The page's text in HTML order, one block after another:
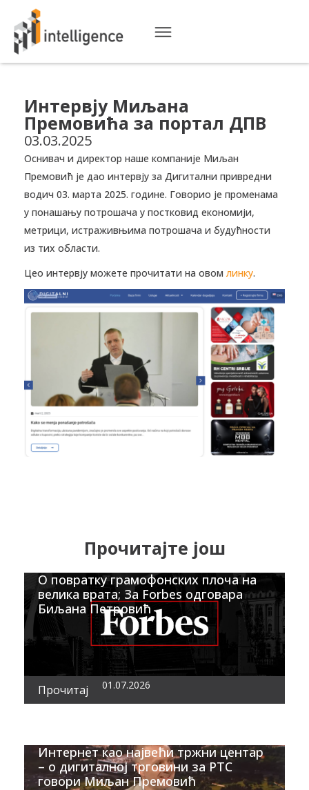
Интервју Миљана
Премовића за портал ДПВ
03.03.2025
Оснивач и директор наше компаније Миљан
Премовић је дао интервју за Дигитални привредни
водич 03. марта 2025. године. Говорио је променама
у понашању потрошача у постковид економији,
метрици, истраживњима потрошача и будућности
из тих области.
Цео интервју можете прочитати на овом линку.
Прочитајте још
О повратку грамофонских плоча на
велика врата; За Forbes одговара
Биљана Петровић
Прочитај 01.07.2026
Интернет као највећи тржни центар
– о дигиталној трговини за РТС
говори Миљан Премовић